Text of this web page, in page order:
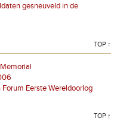
gesneuveld in de
TOP ↑
Eerste Wereldoorlog
TOP ↑